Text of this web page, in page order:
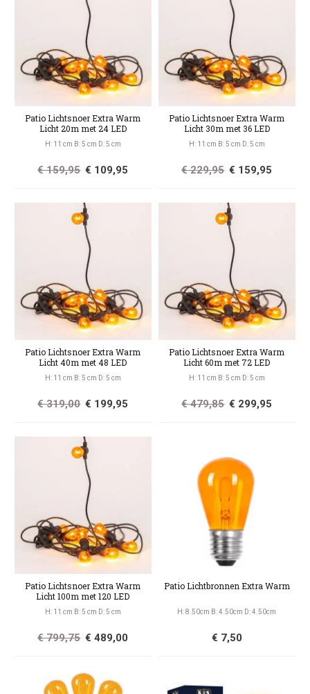
Patio Lichtsnoer Extra Warm
Licht 20m met 24 LED
H: 11 cm B: 5 cm D: 5 cm
€ 109,95
€ 159,95
Patio Lichtsnoer Extra Warm
Licht 30m met 36 LED
H: 11 cm B: 5 cm D: 5 cm
€ 159,95
€ 229,95
Patio Lichtsnoer Extra Warm
Licht 40m met 48 LED
H: 11 cm B: 5 cm D: 5 cm
€ 199,95
€ 319,00
Patio Lichtsnoer Extra Warm
Licht 60m met 72 LED
H: 11 cm B: 5 cm D: 5 cm
€ 299,95
€ 479,85
Patio Lichtsnoer Extra Warm
Licht 100m met 120 LED
H: 11 cm B: 5 cm D: 5 cm
€ 489,00
€ 799,75
Patio Lichtbronnen Extra Warm
H: 8.50cm B: 4.50cm D: 4.50cm
€ 7,50